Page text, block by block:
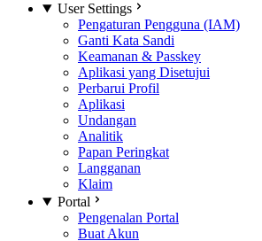
User Settings
Pengaturan Pengguna (IAM)
Ganti Kata Sandi
Keamanan & Passkey
Aplikasi yang Disetujui
Perbarui Profil
Aplikasi
Undangan
Analitik
Papan Peringkat
Langganan
Klaim
Portal
Pengenalan Portal
Buat Akun